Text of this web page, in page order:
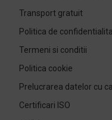
Transport gratuit
Politica de
Termeni si conditii
Politica cookie
Prelucrarea datelor cu
Certificari ISO